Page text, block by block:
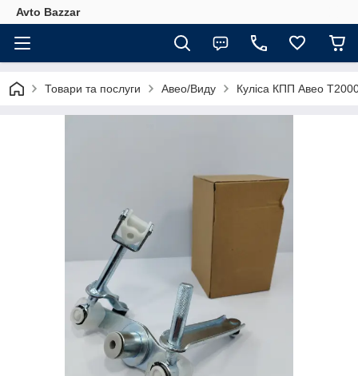
Avto Bazzar
Товари та послуги Авео/Виду Куліса КПП Авео